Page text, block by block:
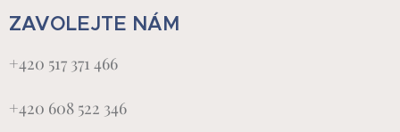
ZAVOLEJTE NÁM
+420 517 371 466
+420 608 522 346